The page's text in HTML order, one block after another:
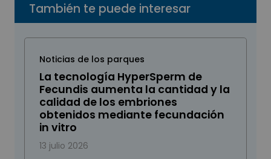
También te puede interesar
Noticias de los parques
La tecnología HyperSperm de
Fecundis aumenta la cantidad y la
calidad de los embriones
obtenidos mediante fecundación
in vitro
13 julio 2026